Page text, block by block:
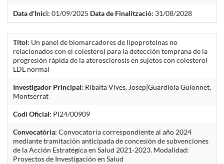
Data d'Inici: 01/09/2025 Data de Finalització: 31/08/2028
Títol: Un panel de biomarcadores de lipoproteínas no
relacionados con el colesterol para la detección temprana de la
progresión rápida de la aterosclerosis en sujetos con colesterol
LDL normal
Investigador Principal: Ribalta Vives, Josep|Guardiola Guionnet,
Montserrat
Codi Oficial: PI24/00909
Convocatòria: Convocatoria correspondiente al año 2024
mediante tramitación anticipada de concesión de subvenciones
de la Acción Estratégica en Salud 2021-2023. Modalidad:
Proyectos de Investigación en Salud